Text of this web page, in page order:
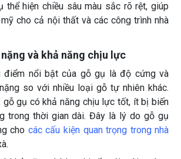
thể hiện chiều sâu màu sắc rõ rệt, giúp
cho cả nội thất và các công trình nhà
và khả năng chịu lực
điểm nổi bật của gỗ gụ là độ cứng và
so với nhiều loại gỗ tự nhiên khác.
gỗ gụ có khả năng chịu lực tốt, ít bị biến
trong thời gian dài. Đây là lý do gỗ gụ
cho các cấu kiện quan trọng trong nhà